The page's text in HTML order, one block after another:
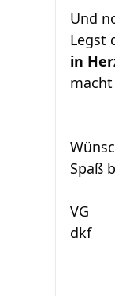
Und
Legst
in
Spaß
VG
dkf